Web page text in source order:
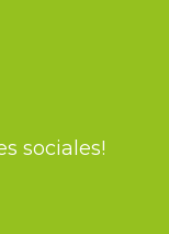
sociales!